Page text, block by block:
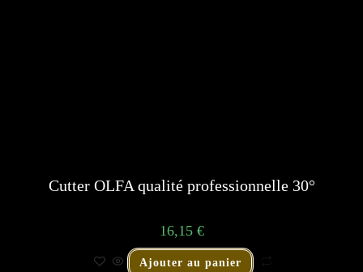
Cutter OLFA qualité professionnelle 30°
16,15 €
Ajouter au panier